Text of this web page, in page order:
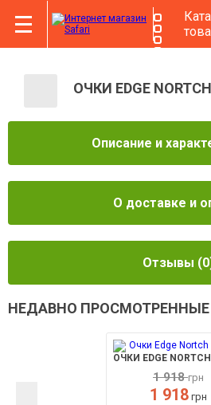
ОЧКИ EDGE
Описание и
О доставке и
Отзывы
НЕДАВНО ПРОСМОТРЕННЫЕ
ОЧКИ EDGE
1 918грн
1 918 грн